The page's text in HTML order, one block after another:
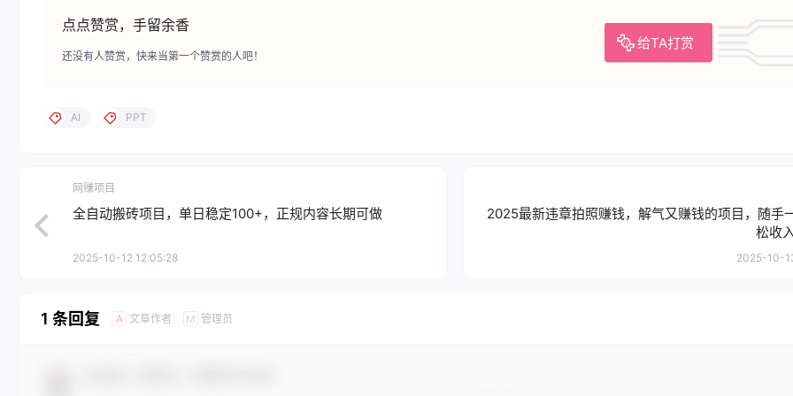
点点赞赏，手留余香
给TA打赏
还没有人赞赏，快来当第一个赞赏的人吧！
AI PPT
网赚项目
全自动搬砖项目，单日稳定100+，正规内容长期可做
2025-10-12 12:05:28
2025最新违章拍照赚钱，解气又赚钱的项目，随手
松收
2025-10-
1 条回复 A 文章作者 M 管理员